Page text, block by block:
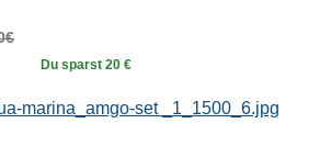
€
Du sparst 20 €